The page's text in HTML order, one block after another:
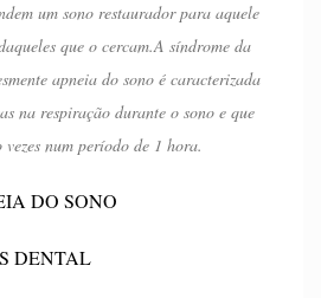
um sono restaurador para aquele
que o cercam.A síndrome da
apneia do sono é caracterizada
na respiração durante o sono e que
num período de 1 hora.​
DO SONO
DENTAL